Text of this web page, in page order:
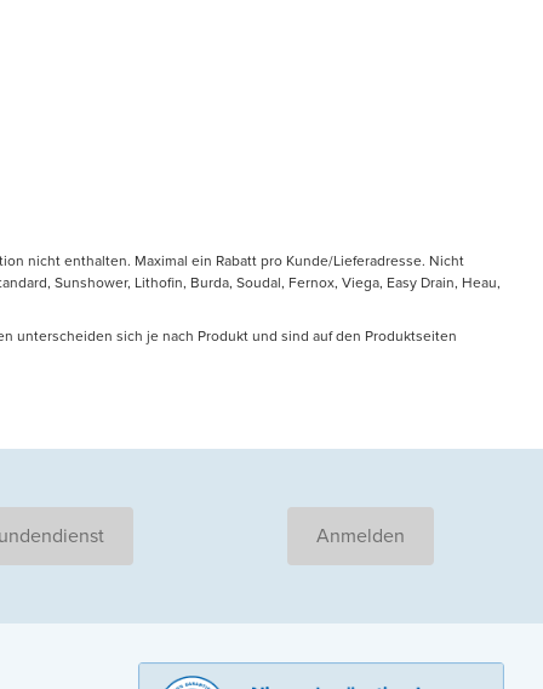
nicht enthalten. Maximal ein Rabatt pro Kunde/Lieferadresse. Nicht
Sunshower, Lithofin, Burda, Soudal, Fernox, Viega, Easy Drain, Heau,
unterscheiden sich je nach Produkt und sind auf den Produktseiten
Anmelden